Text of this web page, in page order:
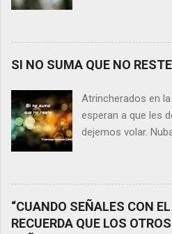
razones pierden
alejan tan
distinguirlas. ¿Es
nuestras
Por otra parte, si
algún momento
por causa de una
“ninguna persona
las merezca no te
SI NO SUMA QUE NO RESTE
Atrincherados en
esperan a que les
dejemos volar.
indecisión, o
claridad el camino
no suma que no
entran en nuestra
“CUANDO SEÑALES CON EL
RECUERDA QUE LOS